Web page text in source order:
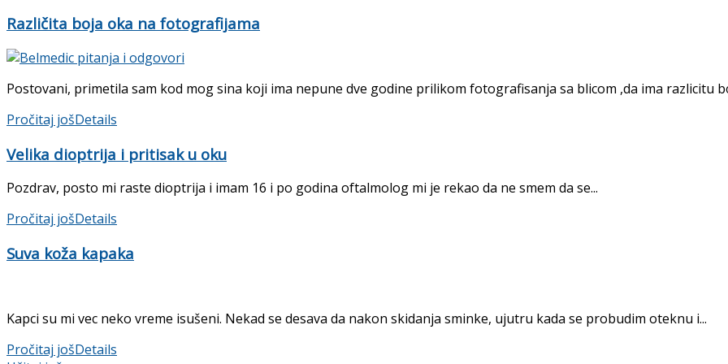
Različita boja oka na fotografijama
Postovani, primetila sam kod mog sina koji ima nepune dve godine prilikom fotografisanja sa blicom ,da ima razlicitu
Pročitaj jošDetails
Velika dioptrija i pritisak u oku
Pozdrav, posto mi raste dioptrija i imam 16 i po godina oftalmolog mi je rekao da ne smem da se...
Pročitaj jošDetails
Suva koža kapaka
Kapci su mi vec neko vreme isušeni. Nekad se desava da nakon skidanja sminke, ujutru kada se probudim oteknu i...
Pročitaj jošDetails